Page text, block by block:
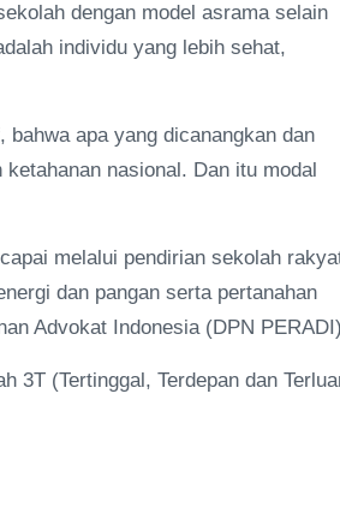
dengan model asrama selain
individu yang lebih sehat,
apa yang dicanangkan dan
nasional. Dan itu modal
melalui pendirian sekolah
dan pangan serta pertanahan
Advokat Indonesia (DPN
3T (Tertinggal, Terdepan dan